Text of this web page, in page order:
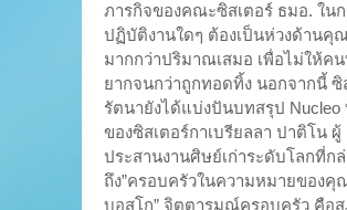
ภารกิจของคณะซิสเตอร์ ธมอ. ใน
ปฏิบัติงานใดๆ ต้องเป็นห่วงด้านคุ
มากกว่าปริมาณเสมอ เพื่อไม่ให้ค
ยากจนกว่าถูกทอดทิ้ง นอกจากนี้ ซิ
รัตนายังได้แบ่งปันบทสรุป Nucleo
ของซิสเตอร์กาเบรียลลา ปาติโน ผู้
ประสานงานศิษย์เก่าระดับโลกที่ก
ถึง”ครอบครัวในความหมายของคุ
บอสโก” จิตตารมณ์ครอบครัว คือ